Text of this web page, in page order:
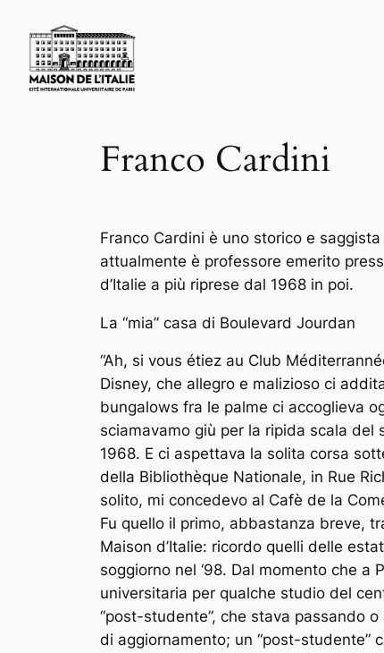
content
Franco Cardini
Franco Cardini è uno storico e
attualmente è professore emerito
d’Italie a più riprese dal 1968 in poi.
La “mia” casa di Boulevard Jourdan
“Ah, si vous étiez au Club
Disney, che allegro e malizioso ci
bungalows fra le palme ci accoglieva
sciamavamo giù per la ripida scala
1968. E ci aspettava la solita corsa
della Bibliothèque Nationale, in Rue
solito, mi concedevo al Cafè de la
Fu quello il primo, abbastanza breve,
Maison d’Italie: ricordo quelli delle
soggiorno nel ‘98. Dal momento che a
universitaria per qualche studio del
“post-studente”, che stava passando
di aggiornamento; un “post-studente”